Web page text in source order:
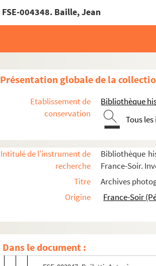
FSE-004348. Baille, Jean
Présentation globale de la
Etablissement de
conservation
Bibliothèque
Tous
Intitulé de l'instrument de
recherche
Bibliothèque
France-Soir.
Titre
Archives
Origine
France-Soir
Dans le document :
Cyclisme
B
FSC-000384. Backstedt, Magnus
FSE-004345. Baens, Roger
FSE-004347. Baffert, Emile
Bahamontes, Federico